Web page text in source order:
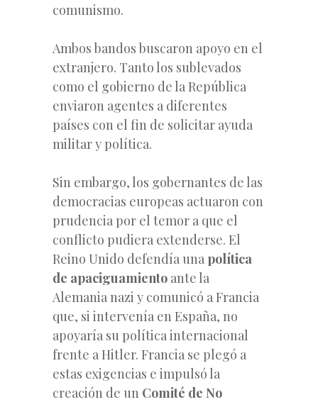
comunismo.
Ambos bandos buscaron apoyo en el
extranjero. Tanto los sublevados
como el gobierno de la República
enviaron agentes a diferentes
países con el fin de solicitar ayuda
militar y política.
Sin embargo, los gobernantes de las
democracias europeas actuaron con
prudencia por el temor a que el
conflicto pudiera extenderse. El
Reino Unido defendía una política
de apaciguamiento ante la
Alemania nazi y comunicó a Francia
que, si intervenía en España, no
apoyaría su política internacional
frente a Hitler. Francia se plegó a
estas exigencias e impulsó la
creación de un Comité de No